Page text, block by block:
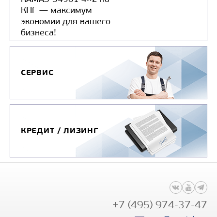
КПГ — максимум
экономии для вашего
бизнеса!
СЕРВИС
КРЕДИТ / ЛИЗИНГ
+7 (495) 974-37-47